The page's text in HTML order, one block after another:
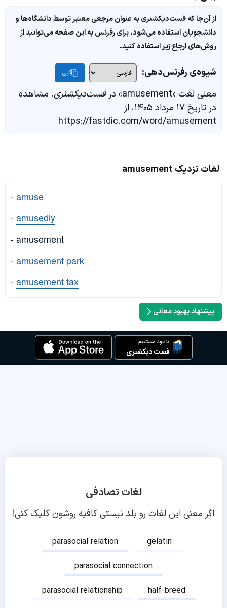
از آن‌جا که فست‌دیکشنری به عنوان مرجعی معتبر توسط دانشگاه‌ها و
دانشجویان استفاده می‌شود، برای رفرنس به این صفحه می‌توانید از
روش‌های ارجاع زیر استفاده کنید.
شیوه‌ی رفرنس‌دهی: کپی
معنی لغت «amusement» در فست‌دیکشنری. مشاهده
در تاریخ ۱۷ مرداد ۱۴۰۵، از
https://fastdic.com/word/amusement
لغات نزدیک amusement
-amuse
-amusedly
- amusement
-amusement park
-amusement tax
پیشنهاد بهبود معانی
لغات تصادفی
اگر معنی این لغات رو بلد نیستی کافیه روشون کلیک کنی!
parasocial relation
gelatin
parasocial connection
parasocial relationship
half-breed